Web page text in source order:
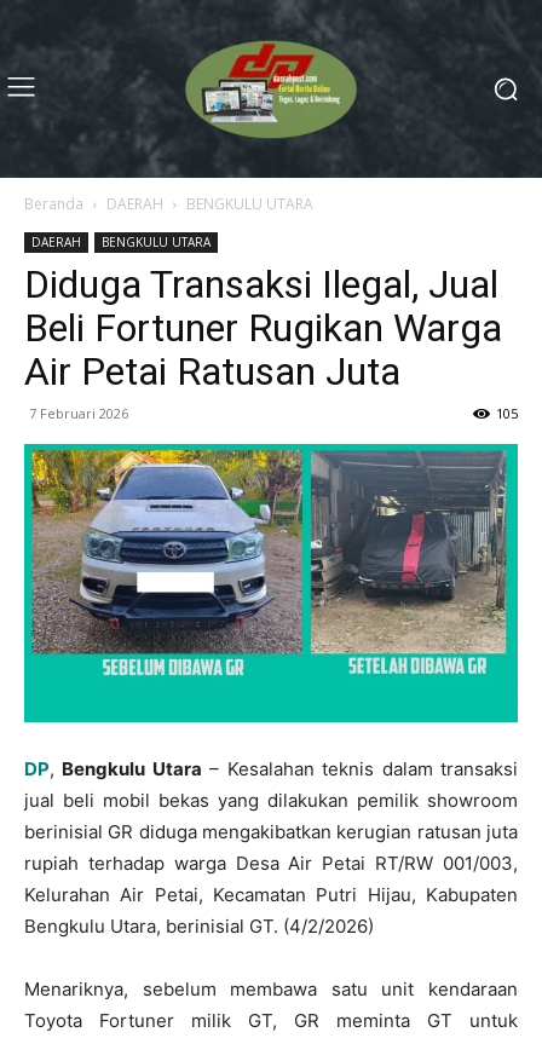
Beranda DAERAH BENGKULU UTARA
DAERAH BENGKULU UTARA
Diduga Transaksi Ilegal, Jual
Beli Fortuner Rugikan Warga
Air Petai Ratusan Juta
7 Februari 2026 105
DP, Bengkulu Utara – Kesalahan teknis dalam transaksi
jual beli mobil bekas yang dilakukan pemilik showroom
berinisial GR diduga mengakibatkan kerugian ratusan juta
rupiah terhadap warga Desa Air Petai RT/RW 001/003,
Kelurahan Air Petai, Kecamatan Putri Hijau, Kabupaten
Bengkulu Utara, berinisial GT. (4/2/2026)
Menariknya, sebelum membawa satu unit kendaraan
Toyota Fortuner milik GT, GR meminta GT untuk